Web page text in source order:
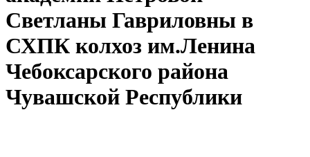
Светланы Гавриловны в
СХПК колхоз им.Ленина
Чебоксарского района
Чувашской Республики